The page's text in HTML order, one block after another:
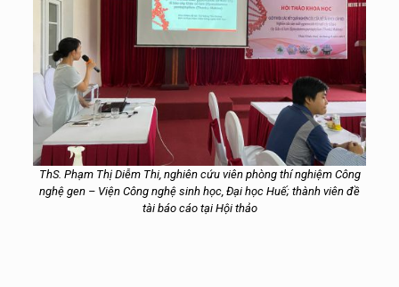
ThS. Phạm Thị Diễm Thi, nghiên cứu viên phòng thí nghiệm Công
nghệ gen – Viện Công nghệ sinh học, Đại học Huế; thành viên đề
tài báo cáo tại Hội thảo